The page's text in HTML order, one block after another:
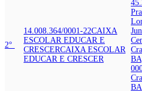
2°
14.008.364/0001-22CAIXA
ESCOLAR EDUCAR E
CRESCERCAIXA ESCOLAR
EDUCAR E CRESCER
BA